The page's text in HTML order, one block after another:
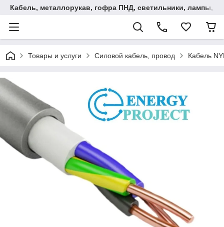
Кабель, металлорукав, гофра ПНД, cветильники, лампы, и
Товары и услуги Силовой кабель, провод Кабель